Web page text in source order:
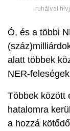
ruháival
Ó, és a többi
alatt többek
NER-
Többek között
hatalomra
a hozzá